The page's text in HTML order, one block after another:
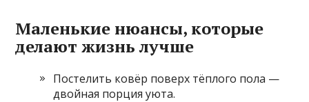
Маленькие нюансы, которые
делают жизнь лучше
Постелить ковёр поверх тёплого пола —
двойная порция уюта.